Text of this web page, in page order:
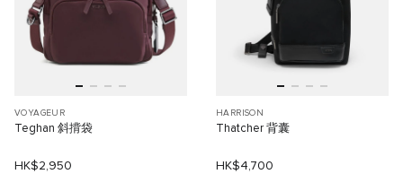
VOYAGEUR
Teghan 斜揹袋
HK$2,950
HARRISON
Thatcher 背囊
HK$4,700